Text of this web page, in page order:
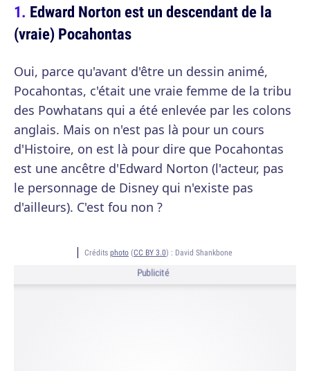
Edward Norton est un descendant de la
(vraie) Pocahontas
Oui, parce qu'avant d'être un dessin animé,
Pocahontas, c'était une vraie femme de la tribu
des Powhatans qui a été enlevée par les colons
anglais. Mais on n'est pas là pour un cours
d'Histoire, on est là pour dire que Pocahontas
est une ancêtre d'Edward Norton (l'acteur, pas
le personnage de Disney qui n'existe pas
d'ailleurs). C'est fou non ?
Crédits photo (CC BY 3.0) : David Shankbone
Publicité